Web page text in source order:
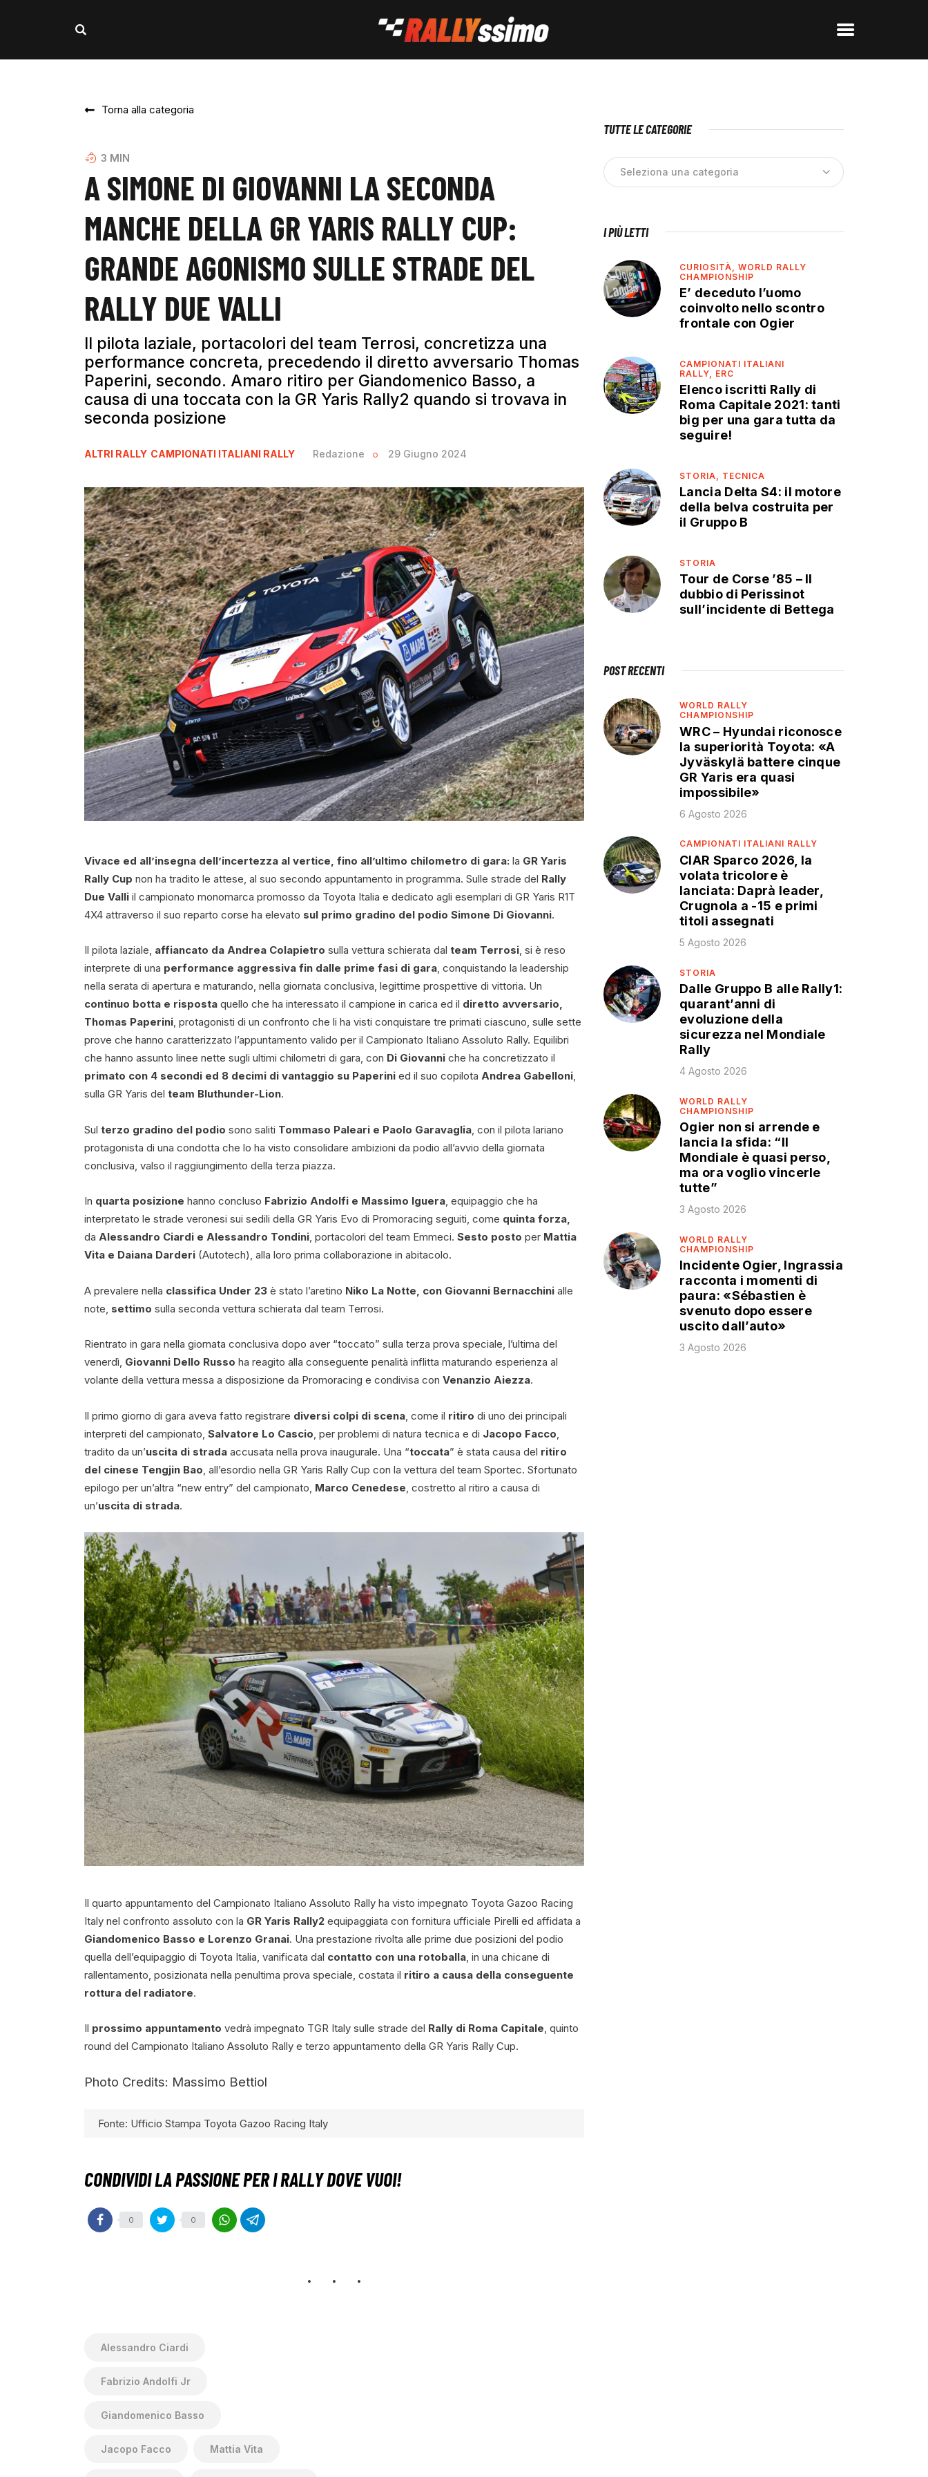
Torna alla categoria
3 MIN
A SIMONE DI GIOVANNI LA SECONDA
MANCHE DELLA GR YARIS RALLY CUP:
GRANDE AGONISMO SULLE STRADE DEL
RALLY DUE VALLI
Il pilota laziale, portacolori del team Terrosi, concretizza una
performance concreta, precedendo il diretto avversario Thomas
Paperini, secondo. Amaro ritiro per Giandomenico Basso, a
causa di una toccata con la GR Yaris Rally2 quando si trovava in
seconda posizione
ALTRI RALLY CAMPIONATI ITALIANI RALLY Redazione 29 Giugno 2024
Vivace ed all’insegna dell’incertezza al vertice, fino all’ultimo chilometro di gara: la GR Yaris
Rally Cup non ha tradito le attese, al suo secondo appuntamento in programma. Sulle strade del Rally
Due Valli il campionato monomarca promosso da Toyota Italia e dedicato agli esemplari di GR Yaris R1T
4X4 attraverso il suo reparto corse ha elevato sul primo gradino del podio Simone Di Giovanni.
Il pilota laziale, affiancato da Andrea Colapietro sulla vettura schierata dal team Terrosi, si è reso
interprete di una performance aggressiva fin dalle prime fasi di gara, conquistando la leadership
nella serata di apertura e maturando, nella giornata conclusiva, legittime prospettive di vittoria. Un
continuo botta e risposta quello che ha interessato il campione in carica ed il diretto avversario,
Thomas Paperini, protagonisti di un confronto che li ha visti conquistare tre primati ciascuno, sulle sette
prove che hanno caratterizzato l’appuntamento valido per il Campionato Italiano Assoluto Rally. Equilibri
che hanno assunto linee nette sugli ultimi chilometri di gara, con Di Giovanni che ha concretizzato il
primato con 4 secondi ed 8 decimi di vantaggio su Paperini ed il suo copilota Andrea Gabelloni,
sulla GR Yaris del team Bluthunder-Lion.
Sul terzo gradino del podio sono saliti Tommaso Paleari e Paolo Garavaglia, con il pilota lariano
protagonista di una condotta che lo ha visto consolidare ambizioni da podio all’avvio della giornata
conclusiva, valso il raggiungimento della terza piazza.
In quarta posizione hanno concluso Fabrizio Andolfi e Massimo Iguera, equipaggio che ha
interpretato le strade veronesi sui sedili della GR Yaris Evo di Promoracing seguiti, come quinta forza,
da Alessandro Ciardi e Alessandro Tondini, portacolori del team Emmeci. Sesto posto per Mattia
Vita e Daiana Darderi (Autotech), alla loro prima collaborazione in abitacolo.
A prevalere nella classifica Under 23 è stato l’aretino Niko La Notte, con Giovanni Bernacchini alle
note, settimo sulla seconda vettura schierata dal team Terrosi.
Rientrato in gara nella giornata conclusiva dopo aver “toccato” sulla terza prova speciale, l’ultima del
venerdì, Giovanni Dello Russo ha reagito alla conseguente penalità inflitta maturando esperienza al
volante della vettura messa a disposizione da Promoracing e condivisa con Venanzio Aiezza.
Il primo giorno di gara aveva fatto registrare diversi colpi di scena, come il ritiro di uno dei principali
interpreti del campionato, Salvatore Lo Cascio, per problemi di natura tecnica e di Jacopo Facco,
tradito da un’uscita di strada accusata nella prova inaugurale. Una “toccata” è stata causa del ritiro
del cinese Tengjin Bao, all’esordio nella GR Yaris Rally Cup con la vettura del team Sportec. Sfortunato
epilogo per un’altra “new entry” del campionato, Marco Cenedese, costretto al ritiro a causa di
un’uscita di strada.
Il quarto appuntamento del Campionato Italiano Assoluto Rally ha visto impegnato Toyota Gazoo Racing
Italy nel confronto assoluto con la GR Yaris Rally2 equipaggiata con fornitura ufficiale Pirelli ed affidata a
Giandomenico Basso e Lorenzo Granai. Una prestazione rivolta alle prime due posizioni del podio
quella dell’equipaggio di Toyota Italia, vanificata dal contatto con una rotoballa, in una chicane di
rallentamento, posizionata nella penultima prova speciale, costata il ritiro a causa della conseguente
rottura del radiatore.
Il prossimo appuntamento vedrà impegnato TGR Italy sulle strade del Rally di Roma Capitale, quinto
round del Campionato Italiano Assoluto Rally e terzo appuntamento della GR Yaris Rally Cup.
Photo Credits: Massimo Bettiol
Fonte: Ufficio Stampa Toyota Gazoo Racing Italy
0 0
Alessandro Ciardi
Fabrizio Andolfi Jr
Giandomenico Basso
Jacopo Facco Mattia Vita
TUTTE LE CATEGORIE
I PIÙ LETTI
CURIOSITÀ,WORLD RALLY
CHAMPIONSHIP
E’ deceduto l’uomo
coinvolto nello scontro
frontale con Ogier
CAMPIONATI ITALIANI
RALLY, ERC
Elenco iscritti Rally di
Roma Capitale 2021: tanti
big per una gara tutta da
seguire!
STORIA, TECNICA
Lancia Delta S4: il motore
della belva costruita per
il Gruppo B
STORIA
Tour de Corse ’85 – Il
dubbio di Perissinot
sull’incidente di Bettega
POST RECENTI
WORLD RALLY
CHAMPIONSHIP
WRC – Hyundai riconosce
la superiorità Toyota: «A
Jyväskylä battere cinque
GR Yaris era quasi
impossibile»
6 Agosto 2026
CAMPIONATI ITALIANI RALLY
CIAR Sparco 2026, la
volata tricolore è
lanciata: Daprà leader,
Crugnola a -15 e primi
titoli assegnati
5 Agosto 2026
STORIA
Dalle Gruppo B alle Rally1:
quarant’anni di
evoluzione della
sicurezza nel Mondiale
Rally
4 Agosto 2026
WORLD RALLY
CHAMPIONSHIP
Ogier non si arrende e
lancia la sfida: “Il
Mondiale è quasi perso,
ma ora voglio vincerle
tutte”
3 Agosto 2026
WORLD RALLY
CHAMPIONSHIP
Incidente Ogier, Ingrassia
racconta i momenti di
paura: «Sébastien è
svenuto dopo essere
uscito dall’auto»
3 Agosto 2026